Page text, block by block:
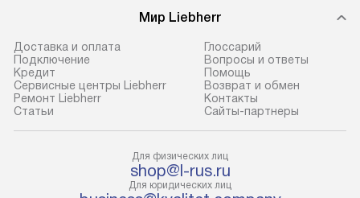
В оговоренный день служба
доставки доставит упакованный
прибор до подъезда. Если
требуется переместить прибор
до двери квартиры или до места
установки, пожалуйста,
с менеджером. За данную услугу
взимается дополнительная плата.
Учитывайте габариты прибора, если
предполагают
холодильников
требующим
наличие крана.
и соединение
Мир Liebherr
Доставка и оплата
Подключение
Кредит
Сервисные центры Liebherr
Ремонт Liebherr
Cтатьи
Глоссарий
Вопросы и ответы
Помощь
Возврат и обмен
Контакты
Сайты-партнеры
Для физических лиц
shop@l-rus.ru
Для юридических лиц